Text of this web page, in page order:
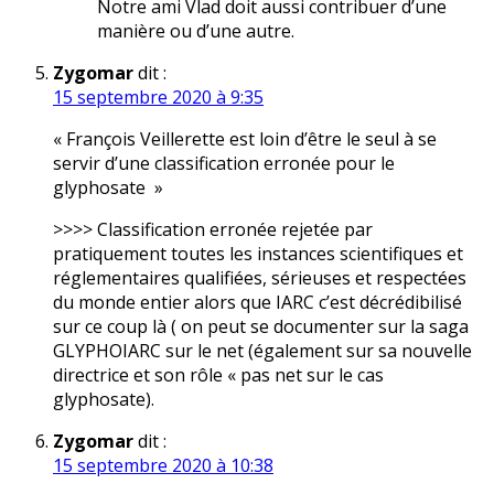
Notre ami Vlad doit aussi contribuer d’une
manière ou d’une autre.
Zygomardit :
15 septembre 2020 à 9:35
« François Veillerette est loin d’être le seul à se
servir d’une classification erronée pour le
glyphosate »
>>>> Classification erronée rejetée par
pratiquement toutes les instances scientifiques et
réglementaires qualifiées, sérieuses et respectées
du monde entier alors que IARC c’est décrédibilisé
sur ce coup là ( on peut se documenter sur la saga
GLYPHOIARC sur le net (également sur sa nouvelle
directrice et son rôle « pas net sur le cas
glyphosate).
Zygomardit :
15 septembre 2020 à 10:38